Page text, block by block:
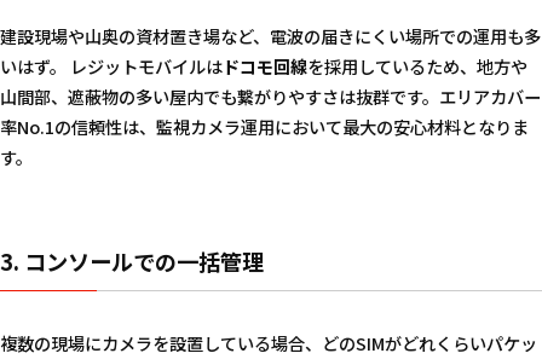
建設現場や山奥の資材置き場など、電波の届きにくい場所での運用も多
いはず。 レジットモバイルはドコモ回線を採用しているため、地方や
山間部、遮蔽物の多い屋内でも繋がりやすさは抜群です。エリアカバー
率No.1の信頼性は、監視カメラ運用において最大の安心材料となりま
す。
3. コンソールでの一括管理
複数の現場にカメラを設置している場合、どのSIMがどれくらいパケッ